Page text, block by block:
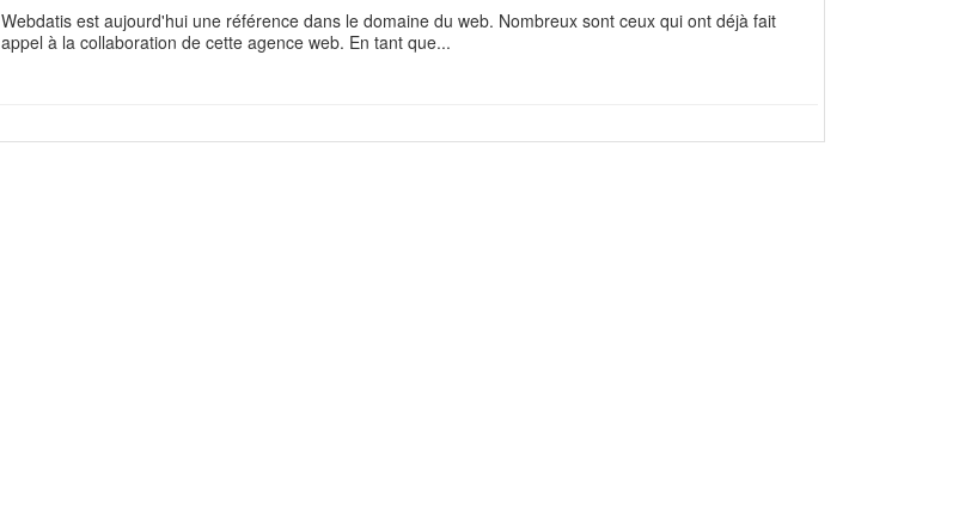
Webdatis est aujourd'hui une référence dans le domaine du web. Nombreux sont ceux qui ont déjà fait
appel à la collaboration de cette agence web. En tant que...